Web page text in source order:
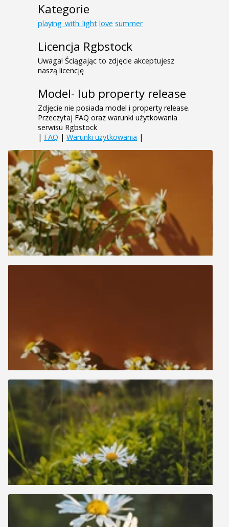
Kategorie
playing_with_light love summer
Licencja Rgbstock
Uwaga! Ściągając to zdjęcie akceptujesz
naszą licencję
Model- lub property release
Zdjęcie nie posiada model i property release.
Przeczytaj FAQ oraz warunki użytkowania
serwisu Rgbstock
| FAQ | Warunki użytkowania |